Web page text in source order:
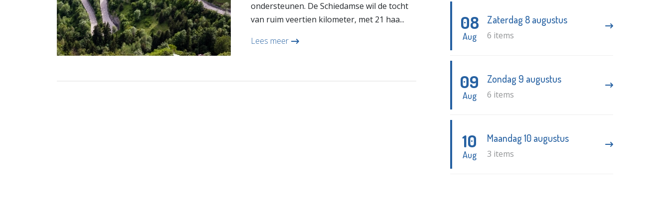
ondersteunen. De Schiedamse wil de tocht
van ruim veertien kilometer, met 21 haa...
Lees meer
08
Aug
Zaterdag 8 augustus
6 items
09
Aug
Zondag 9 augustus
6 items
10
Aug
Maandag 10 augustus
3 items